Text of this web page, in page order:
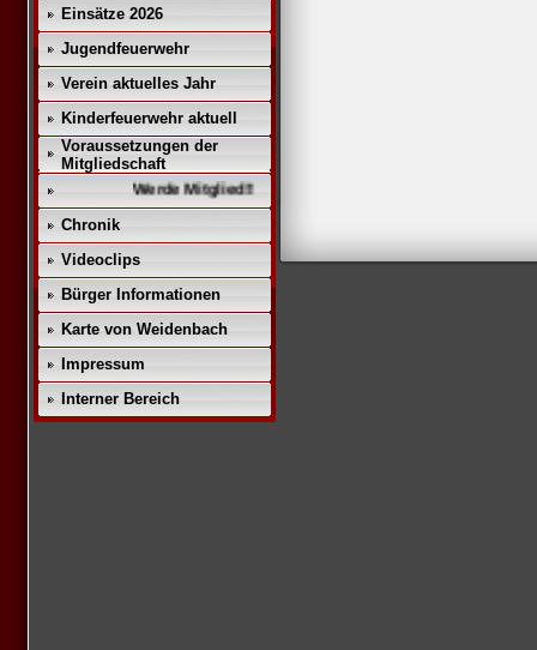
Einsätze 2026
Jugendfeuerwehr
Verein aktuelles Jahr
Kinderfeuerwehr aktuell
Voraussetzungen der
Mitgliedschaft
Werde Mitglied!!
Chronik
Videoclips
Bürger Informationen
Karte von Weidenbach
Impressum
Interner Bereich